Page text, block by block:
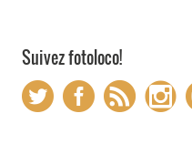
Suivez fotoloco!